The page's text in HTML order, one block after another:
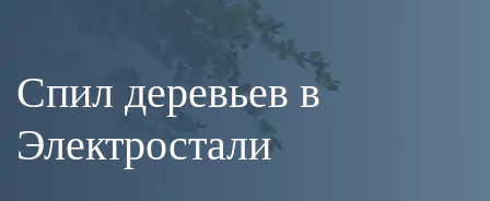
Спил деревьев в
Электростали